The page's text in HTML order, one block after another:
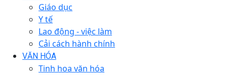
Giáo dục
Y tế
Lao động - việc làm
Cải cách hành chính
VĂN HÓA
Tinh hoa văn hóa